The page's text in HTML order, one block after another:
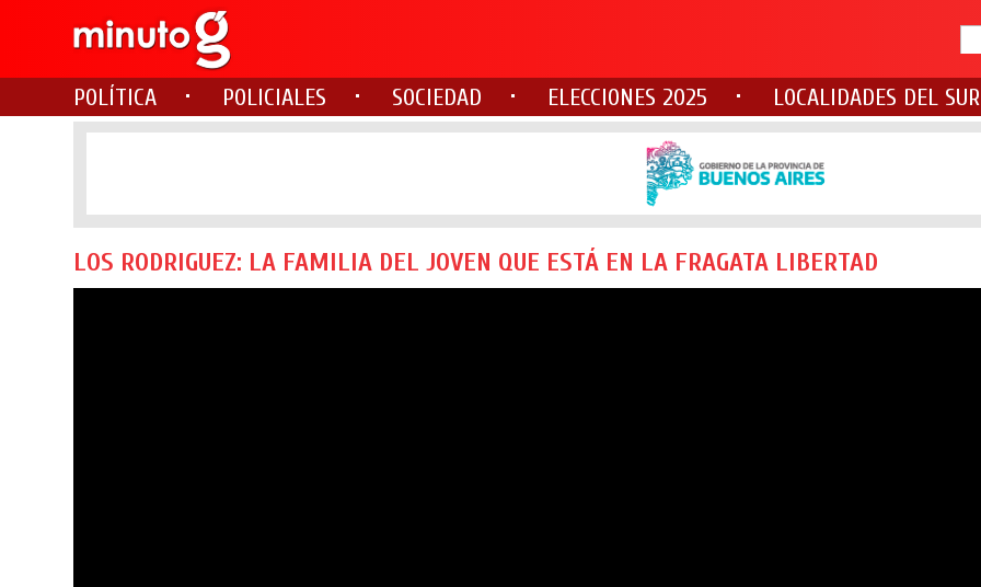
POLÍTICA POLICIALES SOCIEDAD ELECCIONES 2025 LOCALIDADES DEL SUR
LOS RODRIGUEZ: LA FAMILIA DEL JOVEN QUE ESTÁ EN LA FRAGATA LIBERTAD